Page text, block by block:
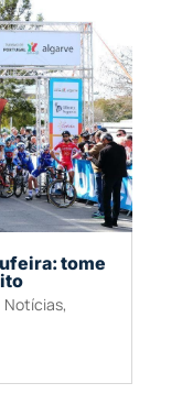
tome
Notícias,